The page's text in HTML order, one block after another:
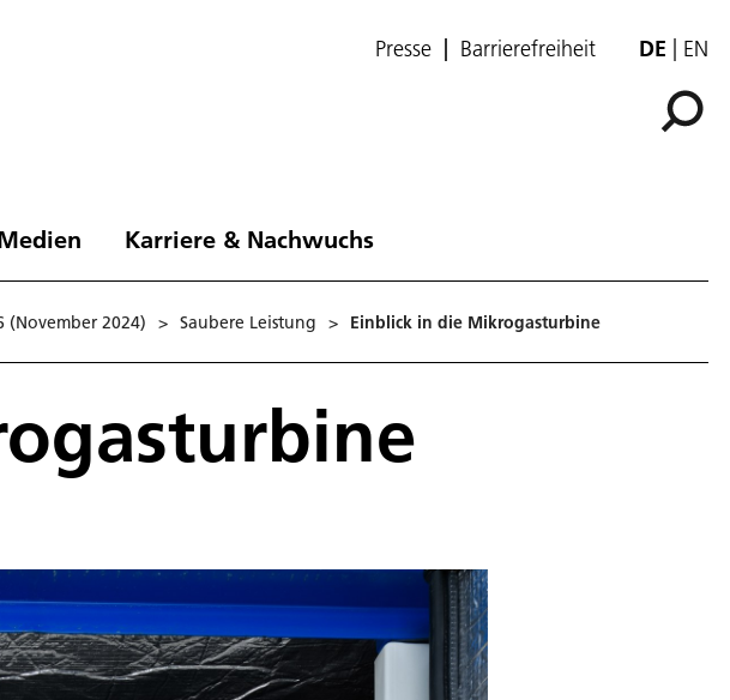
Presse Barrierefreiheit DE EN
Karriere & Nachwuchs
(November 2024) > Saubere Leistung > Einblick in die Mikrogasturbine